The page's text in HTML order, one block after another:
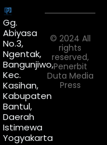
Gg.
Abiyasa
No.3,
Ngentak,
Bangunjiwo,
Kec.
Kasihan,
Kabupaten
Bantul,
Daerah
Istimewa
Yogyakarta
© 2024 All
rights
reserved,
Penerbit
Duta Media
Press